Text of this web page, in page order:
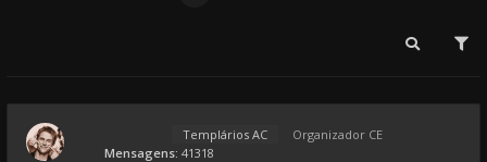
Templários AC
Organizador CE
Mensagens: 41318